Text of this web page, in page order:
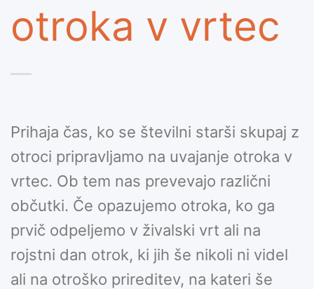
otroka v vrtec
Prihaja čas, ko se številni starši skupaj z
otroci pripravljamo na uvajanje otroka v
vrtec. Ob tem nas prevevajo različni
občutki. Če opazujemo otroka, ko ga
prvič odpeljemo v živalski vrt ali na
rojstni dan otrok, ki jih še nikoli ni videl
ali na otroško prireditev, na kateri še